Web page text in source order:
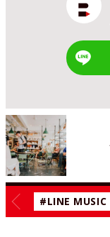
#LINE MUSIC